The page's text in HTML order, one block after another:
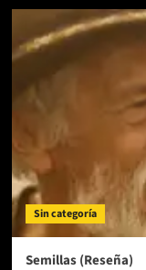
Sin categoría
Semillas (Reseña)